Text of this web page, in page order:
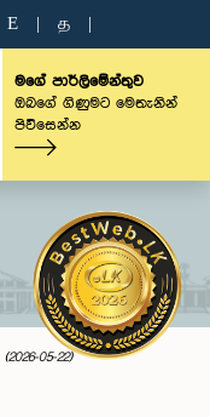
E த
මගේ පාර්ලිමේන්තුව
ඔබගේ ගිණුමට මෙතැනින්
පිවිසෙන්න
05-22)